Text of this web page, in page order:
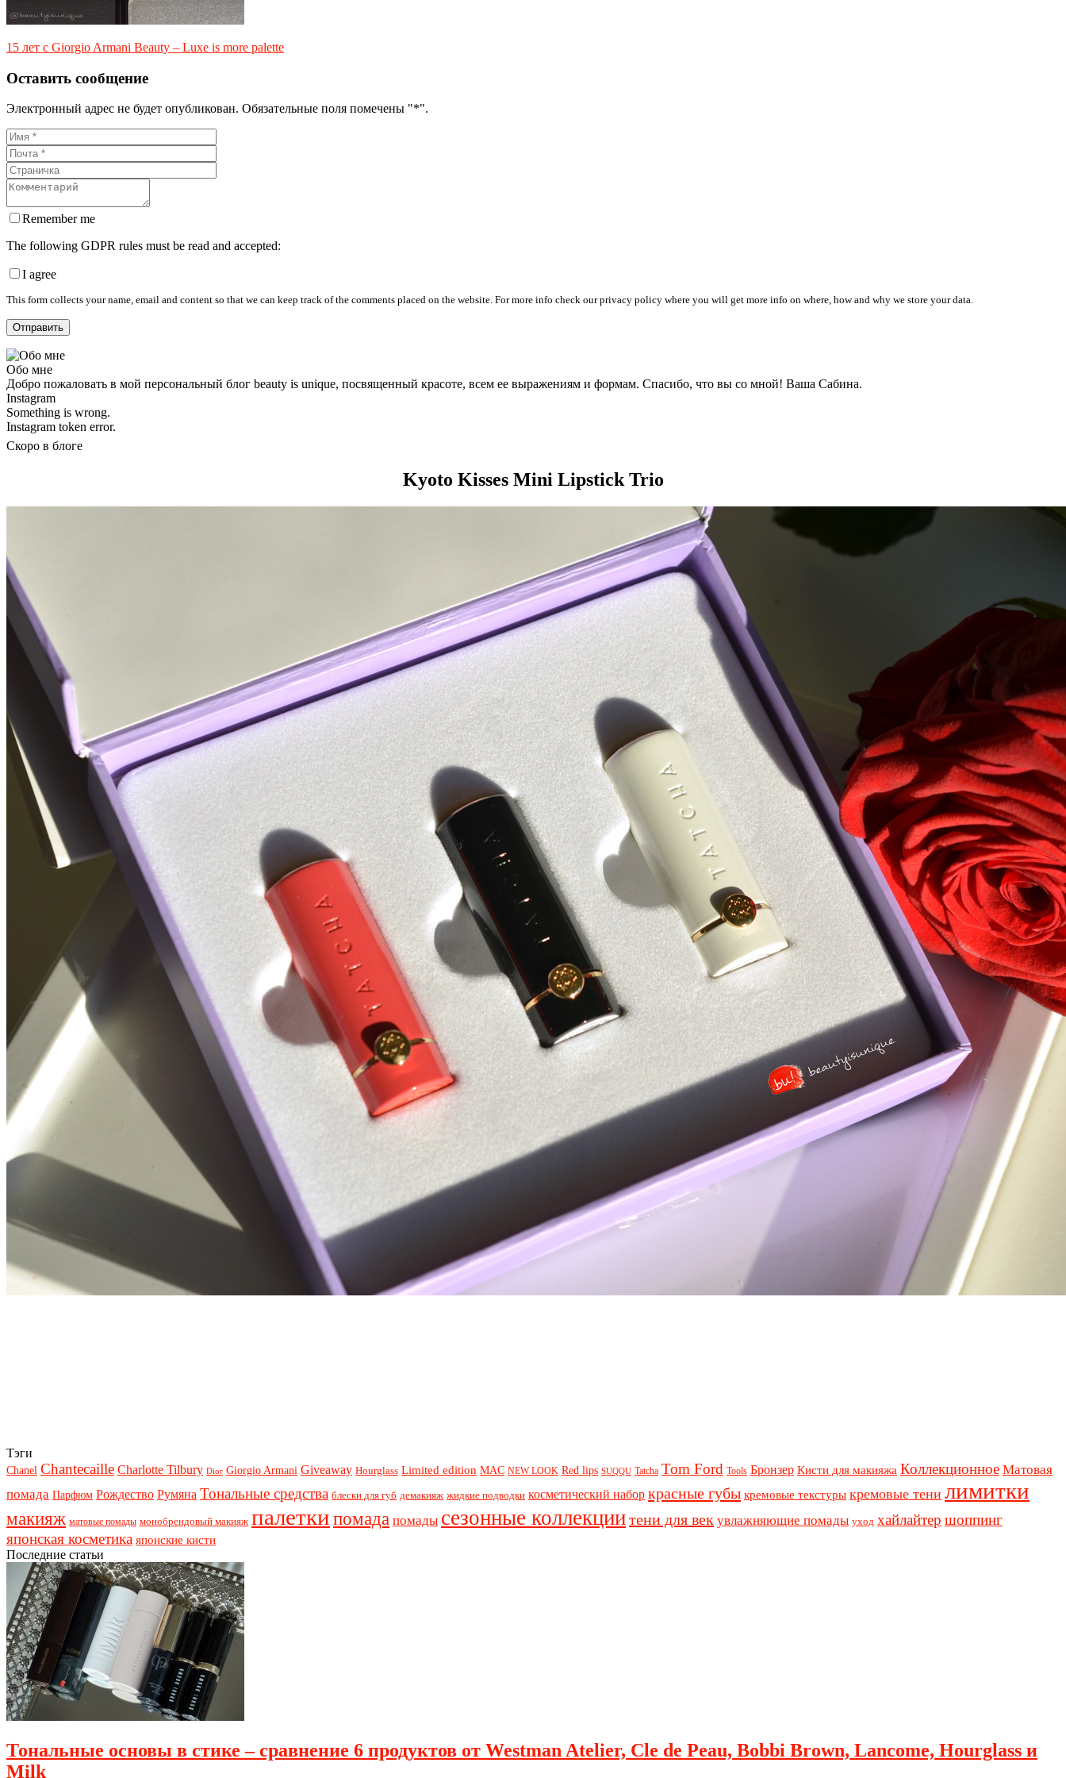
15 лет с Giorgio Armani Beauty – Luxe is more palette
Оставить сообщение
Электронный адрес не будет опубликован. Обязательные поля помечены "*".
Remember me
The following GDPR rules must be read and accepted:
I agree
This form collects your name, email and content so that we can keep track of the comments placed on the website. For more info check our privacy policy where you will get more info on where, how and why we store your data.
Обо мне
Добро пожаловать в мой персональный блог beauty is unique, посвященный красоте, всем ее выражениям и формам. Спасибо, что вы со мной! Ваша Сабина.
Instagram
Something is wrong.
Instagram token error.
Скоро в блоге
Kyoto Kisses Mini Lipstick Trio
Тэги
Chanel Chantecaille Charlotte Tilbury Dior Giorgio Armani Giveaway Hourglass Limited edition MAC NEW LOOK Red lips SUQQU Tatcha Tom Ford Tools Бронзер Кисти для макияжа Коллекционное Матовая
помада Парфюм Рождество Румяна Тональные средства блески для губ демакияж жидкие подводки косметический набор красные губы кремовые текстуры кремовые тени лимитки
макияж матовые помады монобрендовый макияж палеткипомада помады сезонные коллекциитени для век увлажняющие помады уход хайлайтер шоппинг
японская косметика японские кисти
Последние статьи
Тональные основы в стике – сравнение 6 продуктов от Westman Atelier, Cle de Peau, Bobbi Brown, Lancome, Hourglass и
Milk